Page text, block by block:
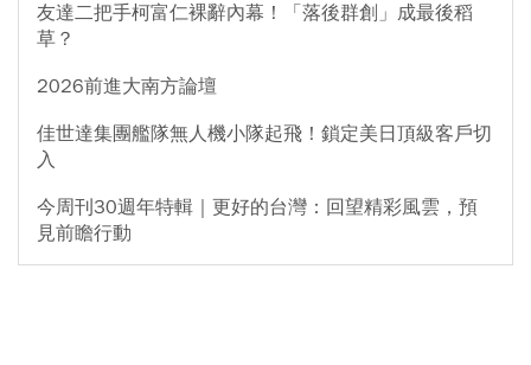
友達二把手柯富仁裸辭內幕！「落後群創」成最後稻
草？
2026前進大南方論壇
佳世達集團艦隊無人機小隊起飛！鎖定美日頂級客戶切
入
今周刊30週年特輯｜更好的台灣：回望精彩風雲，預
見前瞻行動